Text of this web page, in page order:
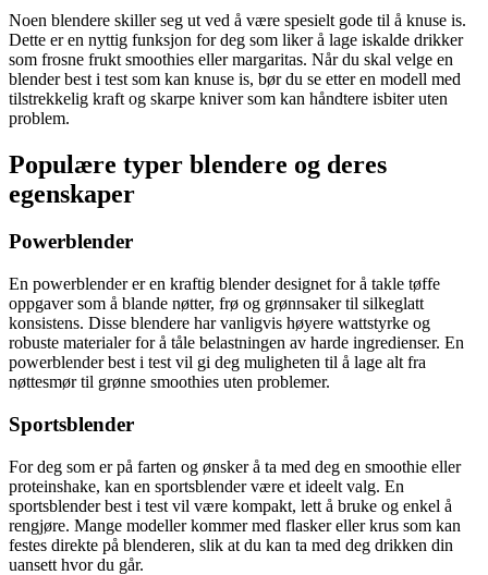
Noen blendere skiller seg ut ved å være spesielt gode til å knuse is.
Dette er en nyttig funksjon for deg som liker å lage iskalde drikker
som frosne frukt smoothies eller margaritas. Når du skal velge en
blender best i test som kan knuse is, bør du se etter en modell med
tilstrekkelig kraft og skarpe kniver som kan håndtere isbiter uten
problem.
Populære typer blendere og deres
egenskaper
Powerblender
En powerblender er en kraftig blender designet for å takle tøffe
oppgaver som å blande nøtter, frø og grønnsaker til silkeglatt
konsistens. Disse blendere har vanligvis høyere wattstyrke og
robuste materialer for å tåle belastningen av harde ingredienser. En
powerblender best i test vil gi deg muligheten til å lage alt fra
nøttesmør til grønne smoothies uten problemer.
Sportsblender
For deg som er på farten og ønsker å ta med deg en smoothie eller
proteinshake, kan en sportsblender være et ideelt valg. En
sportsblender best i test vil være kompakt, lett å bruke og enkel å
rengjøre. Mange modeller kommer med flasker eller krus som kan
festes direkte på blenderen, slik at du kan ta med deg drikken din
uansett hvor du går.